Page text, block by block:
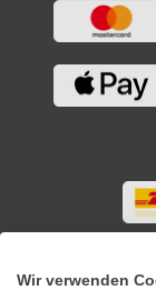
Wir verwenden